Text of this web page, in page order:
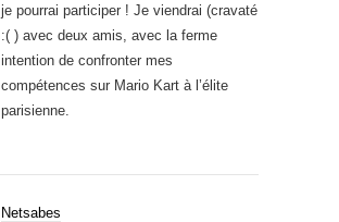
je pourrai participer ! Je viendrai (cravaté
:( ) avec deux amis, avec la ferme
intention de confronter mes
compétences sur Mario Kart à l’élite
parisienne.
Netsabes